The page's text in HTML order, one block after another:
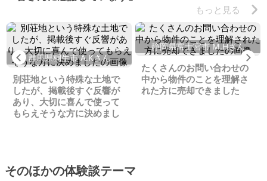
もっと見る
Previous
群馬県桐生市 A.Kさん
別荘地という特殊な土地で
したが、掲載後すぐ反響が
あり、大切に喜んで使って
もらえそうな方に決めまし
静岡県富士宮市 M.Hさん
たくさんのお問い合わせの
中から物件のことを理解さ
れた方に売却できました
そのほかの体験談テーマ